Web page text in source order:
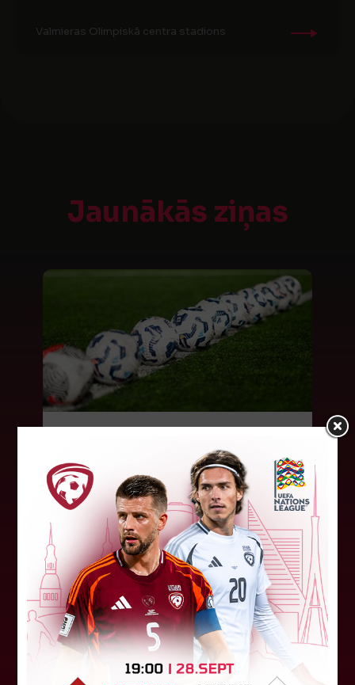
Valmieras Olimpiskā centra stadions
Jaunākās ziņas
LFF Disciplinārlietu komitejas sēdes protokols
Nr. DK 26/-38 Rīgā, 2026. gada 6. augustā.
Piedalās:Komitejas locekļi: Jevgenija
Tverjanoviča-Bore, Raivis Grīnbergs...
07. augusts 2026.